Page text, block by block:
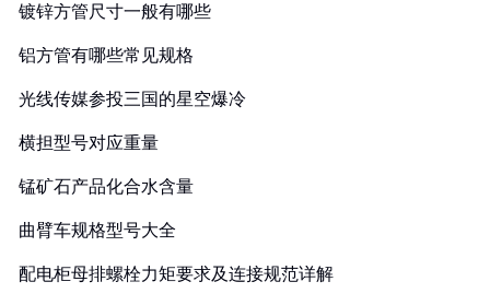
镀锌方管尺寸一般有哪些
铝方管有哪些常见规格
光线传媒参投三国的星空爆冷
横担型号对应重量
锰矿石产品化合水含量
曲臂车规格型号大全
配电柜母排螺栓力矩要求及连接规范详解